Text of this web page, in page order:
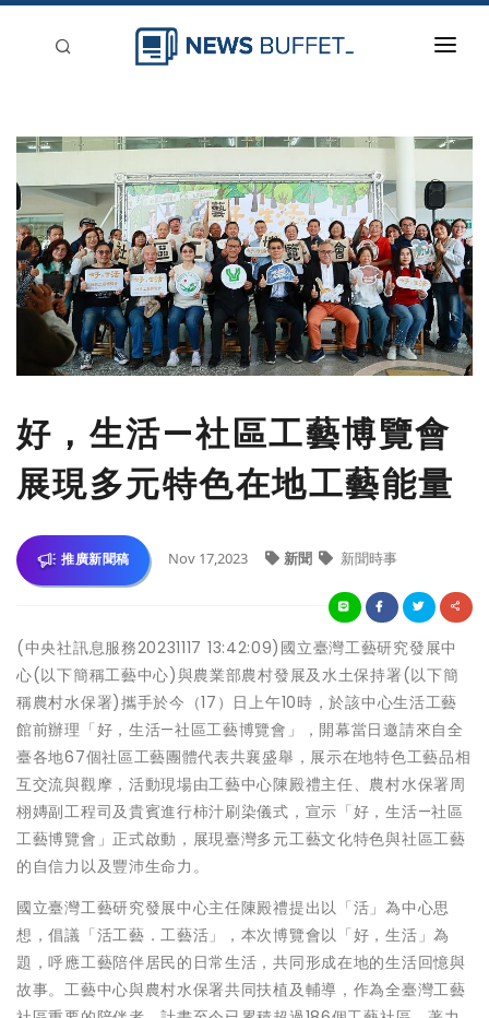
新聞稿分類
登入
刊登
好，生活—社區工藝博覽會
展現多元特色在地工藝能量
推廣新聞稿 Nov 17,2023 新聞 新聞時事
(中央社訊息服務20231117 13:42:09)國立臺灣工藝研究發展中
心(以下簡稱工藝中心)與農業部農村發展及水土保持署(以下簡
稱農村水保署)攜手於今（17）日上午10時，於該中心生活工藝
館前辦理「好，生活—社區工藝博覽會」，開幕當日邀請來自全
臺各地67個社區工藝團體代表共襄盛舉，展示在地特色工藝品相
互交流與觀摩，活動現場由工藝中心陳殿禮主任、農村水保署周
栩嫥副工程司及貴賓進行柿汁刷染儀式，宣示「好，生活—社區
工藝博覽會」正式啟動，展現臺灣多元工藝文化特色與社區工藝
的自信力以及豐沛生命力。
國立臺灣工藝研究發展中心主任陳殿禮提出以「活」為中心思
想，倡議「活工藝．工藝活」，本次博覽會以「好，生活」為
題，呼應工藝陪伴居民的日常生活，共同形成在地的生活回憶與
故事。工藝中心與農村水保署共同扶植及輔導，作為全臺灣工藝